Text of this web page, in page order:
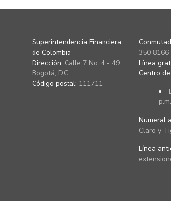
Superintendencia Financiera
de Colombia
Dirección: Calle 7 No. 4 - 49
Bogotá, D.C.
Código postal: 111711
350 8166
Línea
Centro
Numeral
Claro y
Línea